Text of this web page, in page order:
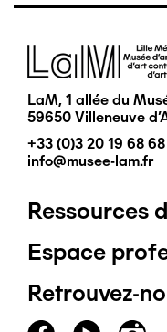
Image
LaM, 1 allée du
59650 Villeneuve
+33 (0)3 20 19 68 68
info@musee-lam.fr
Pied
de
page
Ressources
Espace
Retrouvez-